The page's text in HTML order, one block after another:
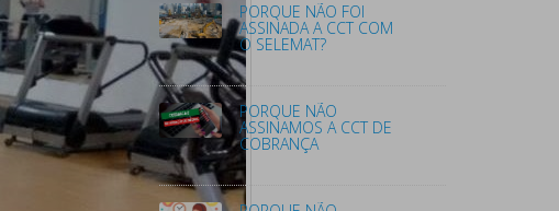
PORQUE NÃO FOI
ASSINADA A CCT COM
O SELEMAT?
PORQUE NÃO
ASSINAMOS A CCT DE
COBRANÇA